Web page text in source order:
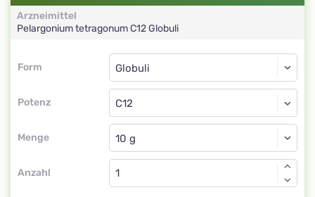
Arzneimittel
Pelargonium tetragonumC12Globuli
Form
Form
Potenz
Globuli
C12
Menge
Globuli
Anzahl